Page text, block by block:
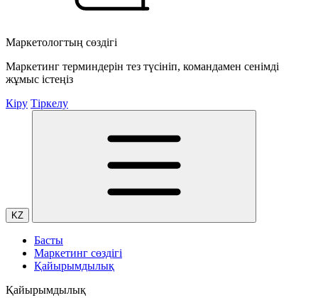
Маркетологтың сөздігі
Маркетинг терминдерін тез түсініп, командамен сенімді
жұмыс істеңіз
Кіру Тіркелу
KZ
Басты
Маркетинг сөздігі
Қайырымдылық
Қайырымдылық